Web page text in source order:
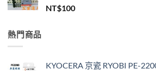
NT$100
熱門商品
KYOCERA 京瓷 RYOBI PE-